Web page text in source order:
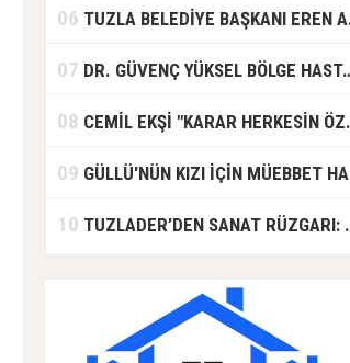
06 TUZLA BELEDİYE BAŞKANI EREN ALİ BİNGÖL'DEN İBB BAŞKAN VEKİLİ NURİ ASLAN'A SERT CEVAP
07 DR. GÜVENÇ YÜKSEL BÖLGE HASTANESİ'NDE ÇALIŞMAYA BAŞLADI
08 CEMİL EKŞİ "KARAR HERKESİN ÖZGÜRLÜĞÜ"
09 GÜLLÜ'NÜN KIZI İÇİN MÜEBBET HAPİS CEZASI İSTENDİ!
10 TUZLADER’DEN SANAT RÜZGARI: ŞARKILAR TUZLA İÇİN SÖYLENDİ